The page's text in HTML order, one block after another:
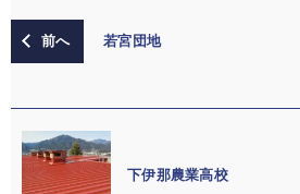
若宮団地
下伊那農業高校